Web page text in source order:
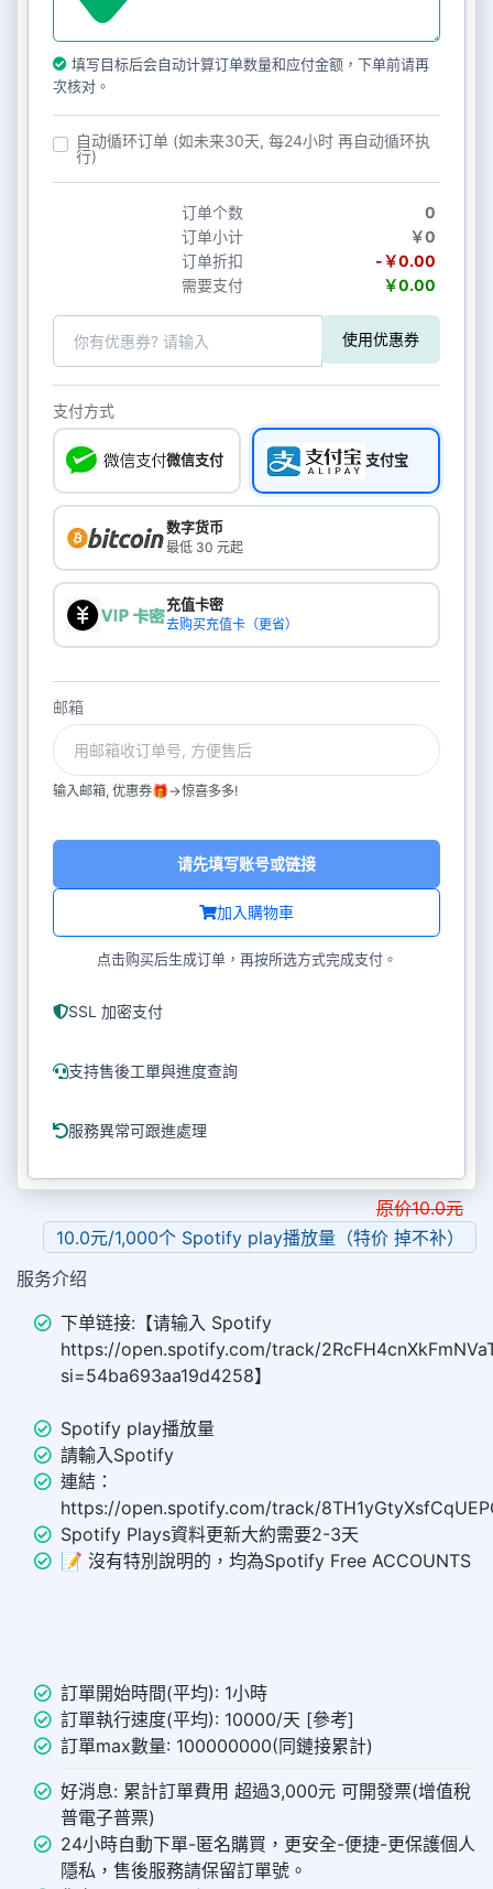
填写目标后会自动计算订单数量和应付金额，下单前请再
次核对。
自动循环订单 (如未来30天, 每24小时 再自动循环执
行)
订单个数
0
订单小计
￥0
订单折扣
-￥0.00
需要支付
￥0.00
使用优惠券
支付方式
微信支付 支付宝
数字货币
最低 30 元起
充值卡密
去购买充值卡（更省）
邮箱
输入邮箱, 优惠券🎁->惊喜多多!
加入購物車
请先填写账号或链接
点击购买后生成订单，再按所选方式完成支付。
SSL 加密支付
支持售後工單與進度查詢
服務異常可跟進處理
原价10.0元
10.0元/1,000个 Spotify play播放量（特价 掉不补）
服务介绍
下单链接:【请输入 Spotify
https://open.spotify.com/track/
si=54ba693aa19d4258】
Spotify play播放量
請輸入Spotify
連結：
https://open.spotify.com/track/
Spotify Plays資料更新大約需要2-3天
📝 沒有特別說明的，均為Spotify Free ACCOUNTS
訂單開始時間(平均): 1小時
訂單執行速度(平均): 10000/天 [參考]
訂單max數量: 100000000(同鏈接累計)
好消息: 累計訂單費用 超過3,000元 可開發票(增值稅
普電子普票)
24小時自動下單-匿名購買，更安全-便捷-更保護個人
隱私，售後服務請保留訂單號。